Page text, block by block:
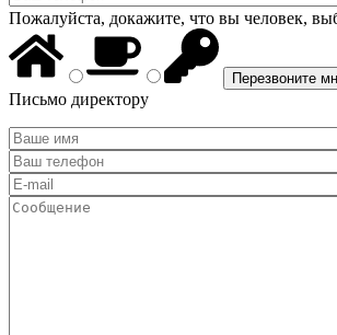
Пожалуйста, докажите, что вы человек,
Письмо директору